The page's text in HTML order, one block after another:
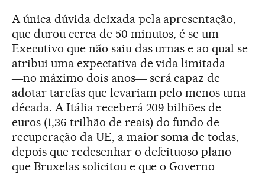
A única dúvida deixada pela apresentação,
que durou cerca de 50 minutos, é se um
Executivo que não saiu das urnas e ao qual se
atribui uma expectativa de vida limitada
―no máximo dois anos― será capaz de
adotar tarefas que levariam pelo menos uma
década. A Itália receberá 209 bilhões de
euros (1,36 trilhão de reais) do fundo de
recuperação da UE, a maior soma de todas,
depois que redesenhar o defeituoso plano
que Bruxelas solicitou e que o Governo